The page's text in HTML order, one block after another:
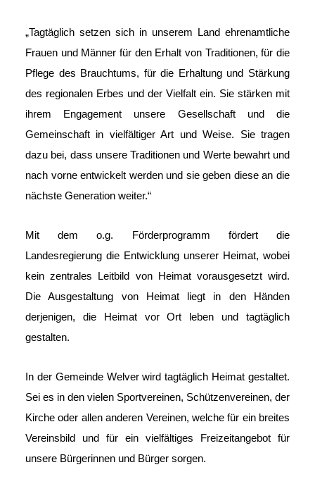
„Tagtäglich setzen sich in unserem Land ehrenamtliche
Frauen und Männer für den Erhalt von Traditionen, für die
Pflege des Brauchtums, für die Erhaltung und Stärkung
des regionalen Erbes und der Vielfalt ein. Sie stärken mit
ihrem Engagement unsere Gesellschaft und die
Gemeinschaft in vielfältiger Art und Weise. Sie tragen
dazu bei, dass unsere Traditionen und Werte bewahrt und
nach vorne entwickelt werden und sie geben diese an die
nächste Generation weiter.“
Mit dem o.g. Förderprogramm fördert die
Landesregierung die Entwicklung unserer Heimat, wobei
kein zentrales Leitbild von Heimat vorausgesetzt wird.
Die Ausgestaltung von Heimat liegt in den Händen
derjenigen, die Heimat vor Ort leben und tagtäglich
gestalten.
In der Gemeinde Welver wird tagtäglich Heimat gestaltet.
Sei es in den vielen Sportvereinen, Schützenvereinen, der
Kirche oder allen anderen Vereinen, welche für ein breites
Vereinsbild und für ein vielfältiges Freizeitangebot für
unsere Bürgerinnen und Bürger sorgen.